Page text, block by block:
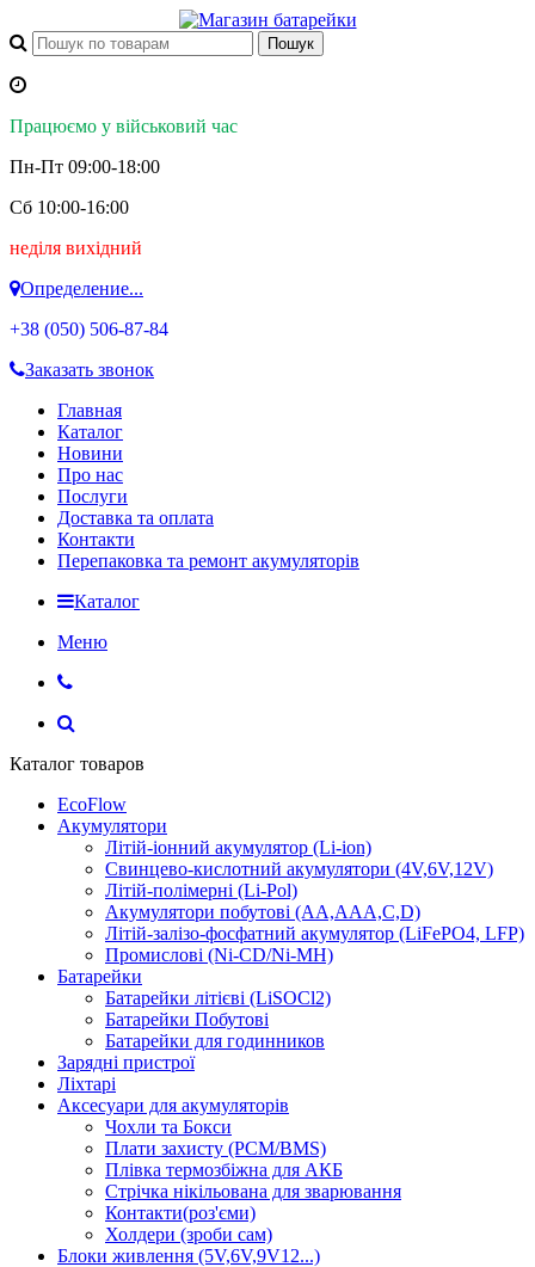
Працюємо у військовий час
Пн-Пт 09:00-18:00
Сб 10:00-16:00
неділя вихідний
Определение...
+38 (050) 506-87-84
Заказать звонок
Главная
Каталог
Новини
Про нас
Послуги
Доставка та оплата
Контакти
Перепаковка та ремонт акумуляторів
Каталог
Меню
Каталог товаров
EcoFlow
Акумулятори
Літій-іонний акумулятор (Li-ion)
Свинцево-кислотний акумулятори (4V,6V,12V)
Літій-полімерні (Li-Pol)
Акумулятори побутові (AA,AAA,C,D)
Літій-залізо-фосфатний акумулятор (LiFePO4, LFP)
Промислові (Ni-CD/Ni-MH)
Батарейки
Батарейки літієві (LiSOCl2)
Батарейки Побутові
Батарейки для годинников
Зарядні пристрої
Ліхтарі
Аксесуари для акумуляторів
Чохли та Бокси
Плати захисту (PCM/BMS)
Плівка термозбіжна для АКБ
Стрічка нікільована для зварювання
Контакти(роз'єми)
Холдери (зроби сам)
Блоки живлення (5V,6V,9V12...)